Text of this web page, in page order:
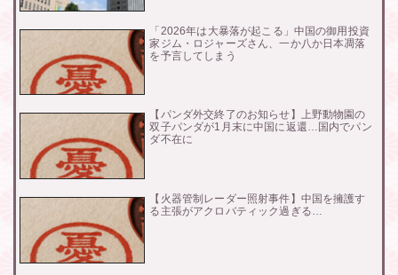
「2026年は大暴落が起こる」中国の御用投資
家ジム・ロジャーズさん、一か八か日本凋落
を予言してしまう
【パンダ外交終了のお知らせ】上野動物園の
双子パンダが1月末に中国に返還…国内でパン
ダ不在に
【火器管制レーダー照射事件】中国を擁護す
る主張がアクロバティック過ぎる…